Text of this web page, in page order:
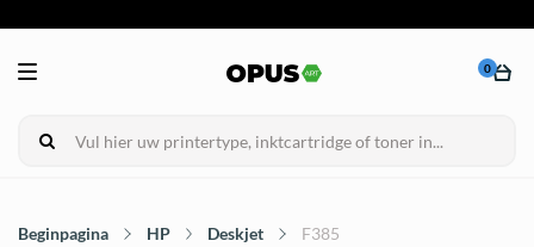
0
Beginpagina HP Deskjet F385